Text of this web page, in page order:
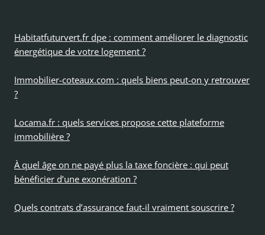
Habitatfuturvert.fr dpe : comment améliorer le diagnostic
énergétique de votre logement ?
Immobilier-coteaux.com : quels biens peut-on y retrouver
?
Locama.fr : quels services propose cette plateforme
immobilière ?
À quel âge on ne payé plus la taxe foncière : qui peut
bénéficier d’une exonération ?
Quels contrats d’assurance faut-il vraiment souscrire ?